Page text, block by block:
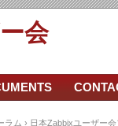
会
ラム › 日本Zabbixユーザー